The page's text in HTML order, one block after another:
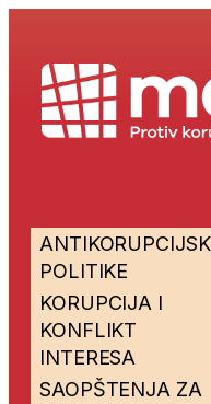
POLITIKE
KORUPCIJA I
KONFLIKT
INTERESA
SAOPŠTENJA ZA